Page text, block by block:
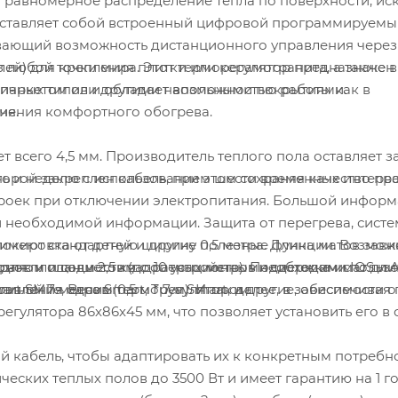
для крепления плитки или керамогранита, а также в
паркетом или другими напольными покрытиями.
комфортного обогрева.
4,5 мм. Производитель теплого пола оставляет
закреплен кабель, при этом сохраняя качество
стандартную ширину 0,5 метра. Длина матов
площади 2,5 квадратных метров необходим мат
7 метров (0,5 м * 7 м). И так далее, в зависимости
кабель, чтобы адаптировать их к конкретным
собой встроенный цифровой
возможность дистанционного управления
точки мира. Этот терморегулятор предназначен
типов и обладает возможностью работы как в
неделю с использованием шести временных
при отключении электропитания. Большой
информации. Защита от перегрева,
от детей и другие полезные функции.
и планшетов (до 10 устройств). Поддержка
одним терморегулятором.
и совместим с операционными системами IOS и
SMife, Beca Smart, Tuya Smart, и другие, обеспечивая
86х86х45 мм, что позволяет установить его
теплых полов до 3500 Вт и имеет гарантию на 1